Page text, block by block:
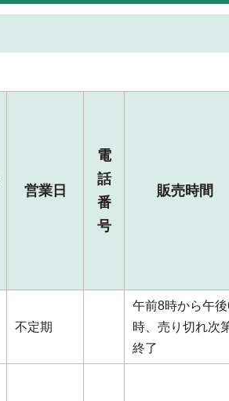
営業日
電
話
番
号
販売時間
不定期
午前8時から午
時、売り切れ次
終了